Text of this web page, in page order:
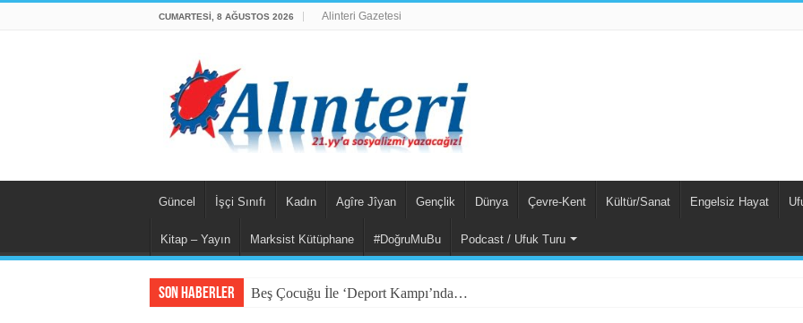
CUMARTESI, 8 AĞUSTOS 2026 Alinteri Gazetesi
Güncel İşçi Sınıfı Kadın Agîre Jîyan Gençlik Dünya Çevre-Kent Kültür/Sanat Engelsiz Hayat
Kitap – Yayın Marksist Kütüphane #DoğruMuBu Podcast / Ufuk Turu
Son Haberler
Beş Çocuğu İle ‘Deport Kampı’nda…